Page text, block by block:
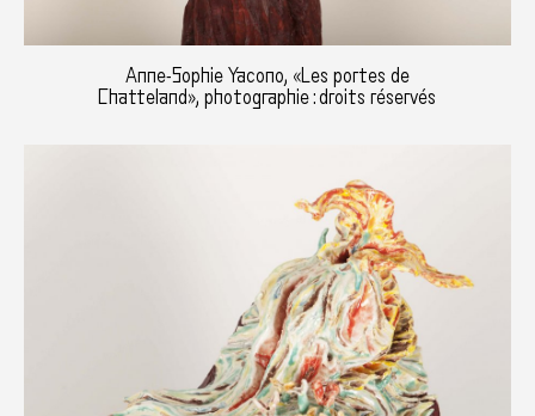
Anne-Sophie Yacono, «Les portes de
Chatteland», photographie : droits réservés